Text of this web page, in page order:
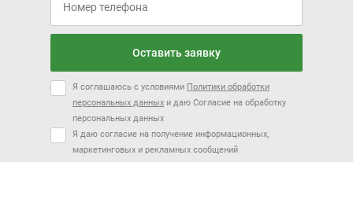
Оставить заявку
Я соглашаюсь с условиями Политики обработки
персональных данных и даю Согласие на обработку
персональных данных
Я даю согласие на получение информационных,
маркетинговых и рекламных сообщений